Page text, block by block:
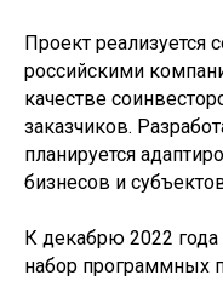
​Проект реализуется
российскими
качестве
заказчиков.
планируется
бизнесов и
К декабрю 2022 года
набор программных